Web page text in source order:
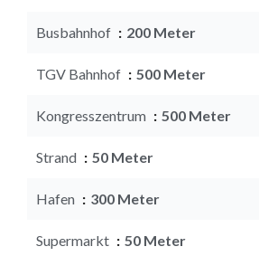
Busbahnhof 200 Meter
TGV Bahnhof 500 Meter
Kongresszentrum 500 Meter
Strand 50 Meter
Hafen 300 Meter
Supermarkt 50 Meter